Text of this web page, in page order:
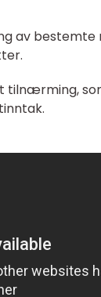
av
tilnærming,